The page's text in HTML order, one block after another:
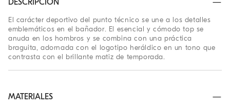
DESCRIPCIÓN
El carácter deportivo del punto técnico se une a los detalles
emblemáticos en el bañador. El esencial y cómodo top se
anuda en los hombros y se combina con una práctica
braguita, adornada con el logotipo heráldico en un tono que
contrasta con el brillante matiz de temporada.
MATERIALES